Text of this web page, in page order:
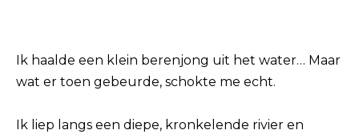
Ik haalde een klein berenjong uit het water… Maar
wat er toen gebeurde, schokte me echt.
Ik liep langs een diepe, kronkelende rivier en